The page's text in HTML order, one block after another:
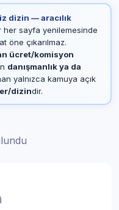
dizin — aracılık
her sayfa yenilemesinde
öne çıkarılmaz.
ücret/komisyon
danışmanlık ya da
yalnızca kamuya açık
dizindir.